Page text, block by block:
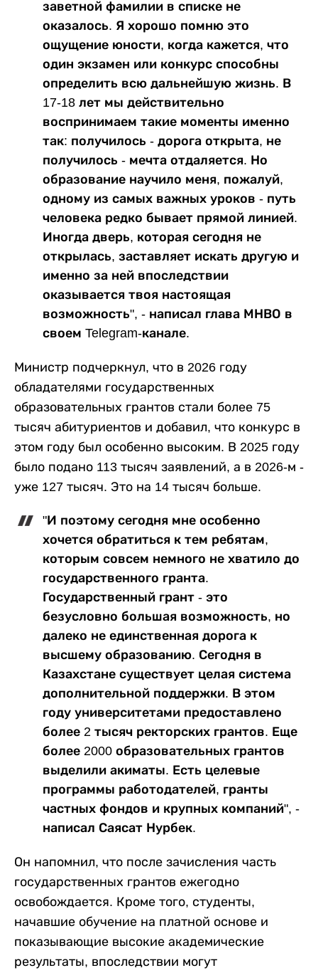
заветной фамилии в списке не
оказалось. Я хорошо помню это
ощущение юности, когда кажется, что
один экзамен или конкурс способны
определить всю дальнейшую жизнь. В
17-18 лет мы действительно
воспринимаем такие моменты именно
так: получилось - дорога открыта, не
получилось - мечта отдаляется. Но
образование научило меня, пожалуй,
одному из самых важных уроков - путь
человека редко бывает прямой линией.
Иногда дверь, которая сегодня не
открылась, заставляет искать другую и
именно за ней впоследствии
оказывается твоя настоящая
возможность", - написал глава МНВО в
своем Telegram-канале.
Министр подчеркнул, что в 2026 году
обладателями государственных
образовательных грантов стали более 75
тысяч абитуриентов и добавил, что конкурс в
этом году был особенно высоким. В 2025 году
было подано 113 тысяч заявлений, а в 2026-м -
уже 127 тысяч. Это на 14 тысяч больше.
"И поэтому сегодня мне особенно
хочется обратиться к тем ребятам,
которым совсем немного не хватило до
государственного гранта.
Государственный грант - это
безусловно большая возможность, но
далеко не единственная дорога к
высшему образованию. Сегодня в
Казахстане существует целая система
дополнительной поддержки. В этом
году университетами предоставлено
более 2 тысяч ректорских грантов. Еще
более 2000 образовательных грантов
выделили акиматы. Есть целевые
программы работодателей, гранты
частных фондов и крупных компаний", -
написал Саясат Нурбек.
Он напомнил, что после зачисления часть
государственных грантов ежегодно
освобождается. Кроме того, студенты,
начавшие обучение на платной основе и
показывающие высокие академические
результаты, впоследствии могут